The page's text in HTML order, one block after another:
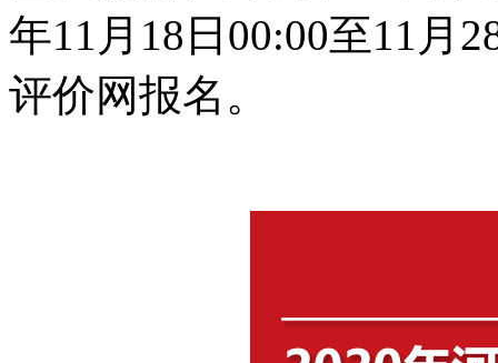
年11月18日00:00至11月
评价网报名。